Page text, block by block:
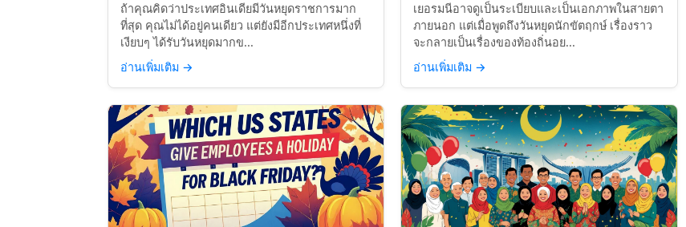
ถ้าคุณคิดว่าประเทศอินเดียมีวันหยุดราชการมาก
ที่สุด คุณไม่ได้อยู่คนเดียว แต่ยังมีอีกประเทศหนึ่งที่
เงียบๆ ได้รับวันหยุดมากข...
อ่านเพิ่มเติม →
เยอรมนีอาจดูเป็นระเบียบและเป็นเอกภาพในสายตา
ภายนอก แต่เมื่อพูดถึงวันหยุดนักขัตฤกษ์ เรื่องราว
จะกลายเป็นเรื่องของท้องถิ่นอย...
อ่านเพิ่มเติม →